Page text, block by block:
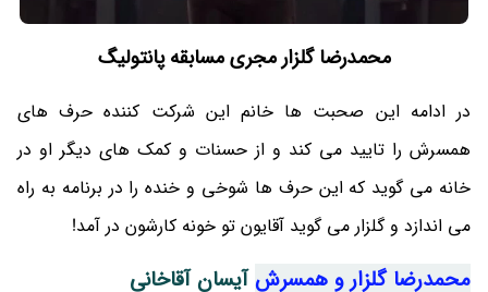
محمدرضا گلزار مجری مسابقه پانتولیگ
در ادامه این صحبت ها خانم این شرکت کننده حرف های
همسرش را تایید می کند و از حسنات و کمک های دیگر او در
خانه می گوید که این حرف ها شوخی و خنده را در برنامه به راه
می اندازد و گلزار می گوید آقایون تو خونه کارشون در آمد!
محمدرضا گلزار و همسرشآیسان آقاخانی